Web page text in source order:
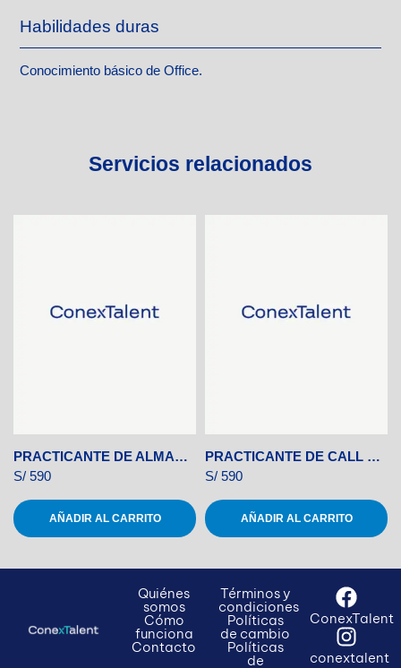
Habilidades duras
Conocimiento básico de Office.
Servicios relacionados
PRACTICANTE DE ALMACENES
S/ 590
AÑADIR AL CARRITO
PRACTICANTE DE CALL CENTER
S/ 590
AÑADIR AL CARRITO
Quiénes
somos
Cómo
funciona
Contacto
Términos y
condiciones
Políticas
de cambio
Políticas
de
ConexTalent
conextalent